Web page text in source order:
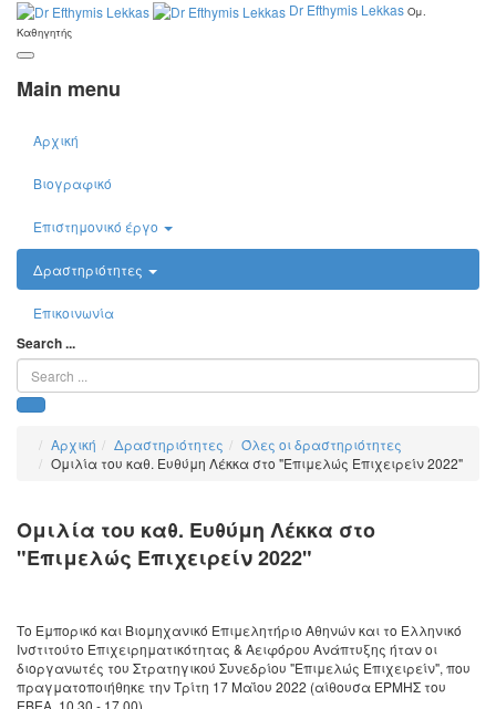
Dr Efthymis Lekkas Ομ.
Καθηγητής
Main menu
Αρχική
Βιογραφικό
Επιστημονικό έργο
Δραστηριότητες
Επικοινωνία
Search ...
Αρχική Δραστηριότητες
Όλες οι δραστηριότητες
Ομιλία του καθ. Ευθύμη Λέκκα στο "Επιμελώς Επιχειρείν 2022"
Ομιλία του καθ. Ευθύμη Λέκκα στο
"Επιμελώς Επιχειρείν 2022"
Το Εμπορικό και Βιομηχανικό Επιμελητήριο Αθηνών και το Ελληνικό
Ινστιτούτο Επιχειρηματικότητας & Αειφόρου Ανάπτυξης ήταν οι
διοργανωτές του Στρατηγικού Συνεδρίου "Επιμελώς Επιχειρείν", που
πραγματοποιήθηκε την Τρίτη 17 Μαΐου 2022 (αίθουσα ΕΡΜΗΣ του
ΕΒΕΑ, 10.30 - 17.00).